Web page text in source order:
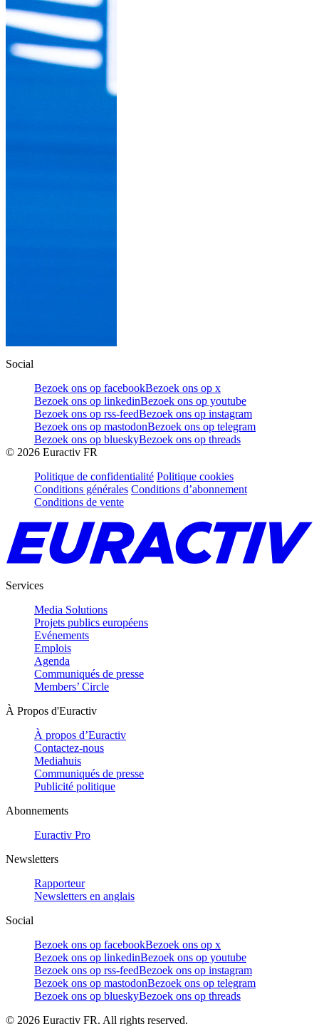
Social
Bezoek ons op facebookBezoek ons op x
Bezoek ons op linkedinBezoek ons op youtube
Bezoek ons op rss-feedBezoek ons op instagram
Bezoek ons op mastodonBezoek ons op telegram
Bezoek ons op blueskyBezoek ons op threads
© 2026 Euractiv FR
Politique de confidentialité Politique cookies
Conditions générales Conditions d’abonnement
Conditions de vente
Services
Media Solutions
Projets publics européens
Evénements
Emplois
Agenda
Communiqués de presse
Members’ Circle
À Propos d'Euractiv
À propos d’Euractiv
Contactez-nous
Mediahuis
Communiqués de presse
Publicité politique
Abonnements
Euractiv Pro
Newsletters
Rapporteur
Newsletters en anglais
Social
Bezoek ons op facebookBezoek ons op x
Bezoek ons op linkedinBezoek ons op youtube
Bezoek ons op rss-feedBezoek ons op instagram
Bezoek ons op mastodonBezoek ons op telegram
Bezoek ons op blueskyBezoek ons op threads
© 2026 Euractiv FR. All rights reserved.